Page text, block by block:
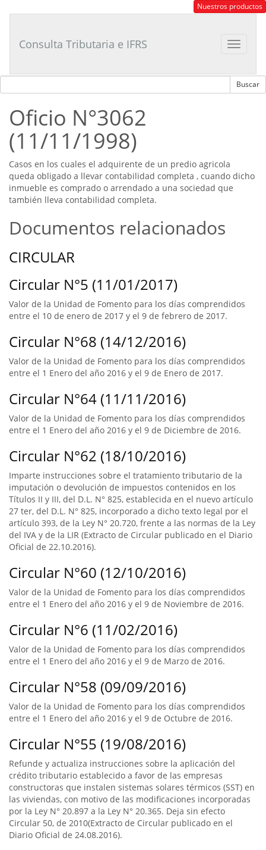
Tributario
Nuestros productos
Toggle
Consulta Tributaria e IFRS
Oficio N°3062
(11/11/1998)
Casos en los cuales el adquirente de un predio agricola
queda obligado a llevar contabilidad completa , cuando dicho
inmueble es comprado o arrendado a una sociedad que
también lleva contabilidad completa.
Documentos relacionados
CIRCULAR
Circular N°5 (11/01/2017)
Valor de la Unidad de Fomento para los días comprendidos
entre el 10 de enero de 2017 y el 9 de febrero de 2017.
Circular N°68 (14/12/2016)
Valor de la Unidad de Fomento para los días comprendidos
entre el 1 Enero del año 2016 y el 9 de Enero de 2017.
Circular N°64 (11/11/2016)
Valor de la Unidad de Fomento para los días comprendidos
entre el 1 Enero del año 2016 y el 9 de Diciembre de 2016.
Circular N°62 (18/10/2016)
Imparte instrucciones sobre el tratamiento tributario de la
imputación o devolución de impuestos contenidos en los
Títulos II y III, del D.L. N° 825, establecida en el nuevo artículo
27 ter, del D.L. N° 825, incorporado a dicho texto legal por el
artículo 393, de la Ley N° 20.720, frente a las normas de la Ley
del IVA y de la LIR (Extracto de Circular publicado en el Diario
Oficial de 22.10.2016).
Circular N°60 (12/10/2016)
Valor de la Unidad de Fomento para los días comprendidos
entre el 1 Enero del año 2016 y el 9 de Noviembre de 2016.
Circular N°6 (11/02/2016)
Valor de la Unidad de Fomento para los días comprendidos
entre el 1 Enero del año 2016 y el 9 de Marzo de 2016.
Circular N°58 (09/09/2016)
Valor de la Unidad de Fomento para los días comprendidos
entre el 1 Enero del año 2016 y el 9 de Octubre de 2016.
Circular N°55 (19/08/2016)
Refunde y actualiza instrucciones sobre la aplicación del
crédito tributario establecido a favor de las empresas
constructoras que instalen sistemas solares térmicos (SST) en
las viviendas, con motivo de las modificaciones incorporadas
por la Ley N° 20.897 a la Ley N° 20.365. Deja sin efecto
Circular 50, de 2010(Extracto de Circular publicado en el
Diario Oficial de 24.08.2016).